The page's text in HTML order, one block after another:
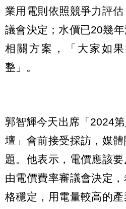
業用電則依照競爭力評
議會決定；水價已20幾
相關方案，「大家如
整」。
郭智輝今天出席「2024
壇」會前接受採訪，媒
題。他表示，電價應該
由電價費率審議會決定
格穩定，用電量較高的